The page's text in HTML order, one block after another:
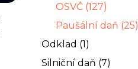
OSVČ (127)
Paušální daň (25)
Odklad (1)
Silniční daň (7)